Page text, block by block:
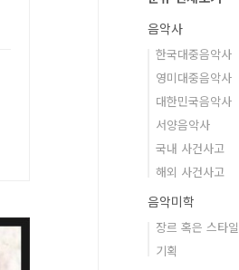
음악사
한국대중음악사
영미대중음악사
대한민국음악사
서양음악사
국내 사건사고
해외 사건사고
음악미학
장르 혹은 스타일
기획